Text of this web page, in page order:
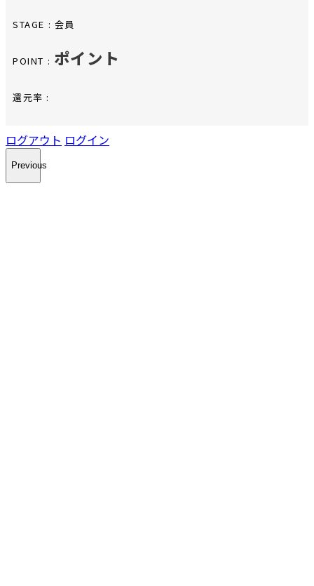
STAGE : 会員
POINT : ポイント
還元率 :
ログアウト ログイン
Previous